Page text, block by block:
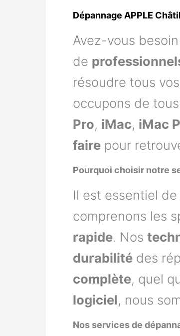
Dépannage APPLE
Avez-vous besoin
de
résoudre tous vos
occupons de tous
Pro, iMac, iMac
faire pour
Pourquoi choisir notre
Il est essentiel
comprenons les
rapide. Nos
durabilité des
complète, quel
logiciel, nous
Nos services de